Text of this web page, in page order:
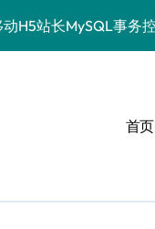
H5站长MySQL事务
事务管理原理与响
战：解锁服务器开发
后端事务精解与
事务精控术，解锁科
首页